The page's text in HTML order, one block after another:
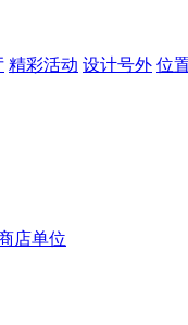
精彩活动 设计号外 位
店单位